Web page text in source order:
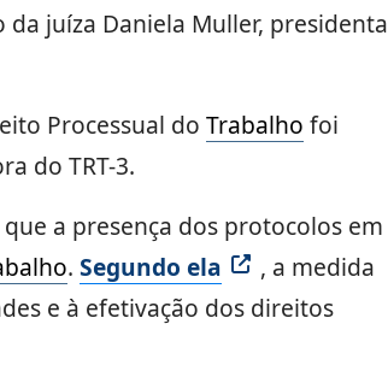
juíza Daniela Muller, presidenta
Processual do Trabalho foi
do TRT-3.
a presença dos protocolos em
. Segundo ela
, a medida
e à efetivação dos direitos